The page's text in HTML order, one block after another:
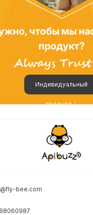
чтобы мы
продукт?
Индивидуальный
продукт +
bee.com